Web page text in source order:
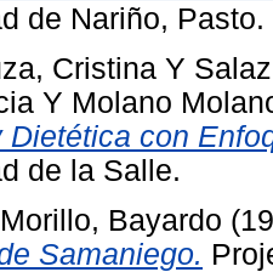
de Nariño, Pasto.
Cristina Y
Y Molano
Dietética con
de la Salle.
Bayardo
Samaniego.